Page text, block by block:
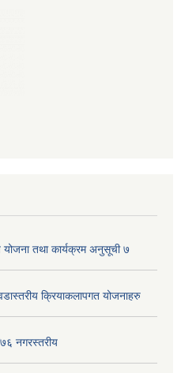
तथा कार्यक्रम अनुसूची ७
क्रियाकलापगत योजनाहरु
७६ नगरस्तरीय